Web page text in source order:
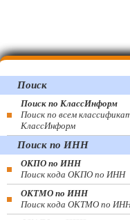
Поиск
Поиск по КлассИнформ
Поиск по всем
КлассИнформ
Поиск по ИНН
ОКПО по ИНН
Поиск кода ОКПО по ИНН
ОКТМО по ИНН
Поиск кода ОКТМО по